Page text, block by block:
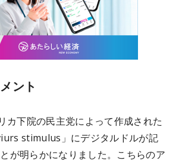
ント
カ下院の民主党によって作成された
stimulus」にデジタルドルが記
が明らかになりました。こちらのア